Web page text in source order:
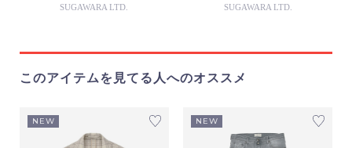
SUGAWARA LTD. SUGAWARA LTD.
このアイテムを見てる人へのオススメ
NEW NEW